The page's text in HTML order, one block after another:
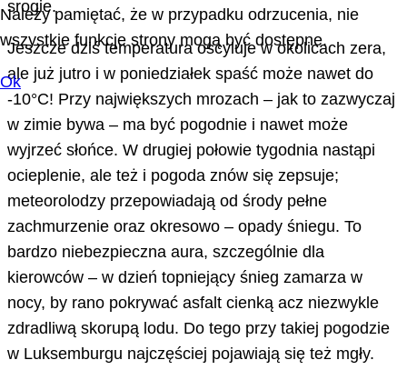
srogie.
Jeszcze dziś temperatura oscyluje w okolicach zera,
ale już jutro i w poniedziałek spaść może nawet do
-10°C! Przy największych mrozach – jak to zazwyczaj
w zimie bywa – ma być pogodnie i nawet może
wyjrzeć słońce. W drugiej połowie tygodnia nastąpi
ocieplenie, ale też i pogoda znów się zepsuje;
meteorolodzy przepowiadają od środy pełne
zachmurzenie oraz okresowo – opady śniegu. To
bardzo niebezpieczna aura, szczególnie dla
kierowców – w dzień topniejący śnieg zamarza w
nocy, by rano pokrywać asfalt cienką acz niezwykle
zdradliwą skorupą lodu. Do tego przy takiej pogodzie
w Luksemburgu najczęściej pojawiają się też mgły.
Należy pamiętać, że w przypadku odrzucenia, nie
wszystkie funkcje strony mogą być dostępne.
Ok